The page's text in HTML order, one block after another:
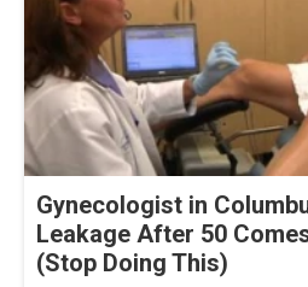
Gynecologist in
Leakage After 50
(Stop Doing This)